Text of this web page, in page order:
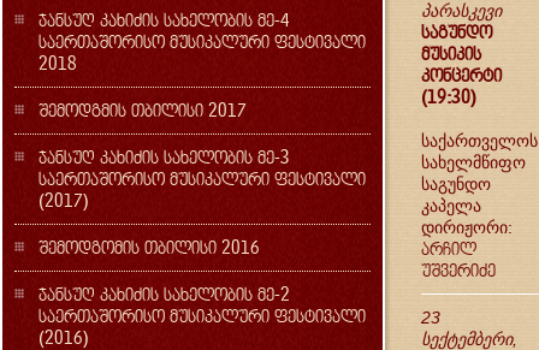
ჯანსუღ კახიძის სახელობის მე-4
საერთაშორისო მუსიკალური ფესტივალი
2018
შემოდგმის თბილისი 2017
ჯანსუღ კახიძის სახელობის მე-3
საერთაშორისო მუსიკალური ფესტივალი
(2017)
შემოდგომის თბილისი 2016
ჯანსუღ კახიძის სახელობის მე-2
საერთაშორისო მუსიკალური ფესტივალი
(2016)
პარასკევი
საგუნდო
მუსიკის
კონცერტი
(19:30)
საქართველოს
სახელმწიფო
საგუნდო
კაპელა
დირიჟორი:
არჩილ
უშვერიძე
23
სექტემბერი,